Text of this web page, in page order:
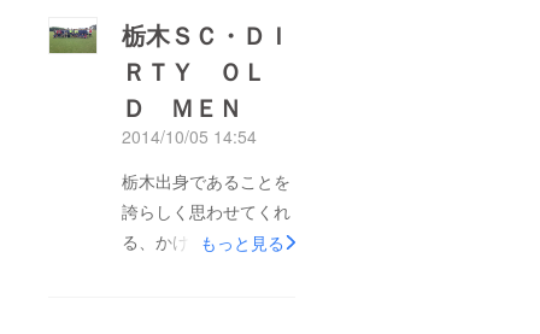
栃木ＳＣ・ＤＩ
ＲＴＹ ＯＬ
Ｄ ＭＥＮ
2014/10/05 14:54
栃木出身であることを
誇らしく思わせてくれ
る、かけがえのない地
もっと見る